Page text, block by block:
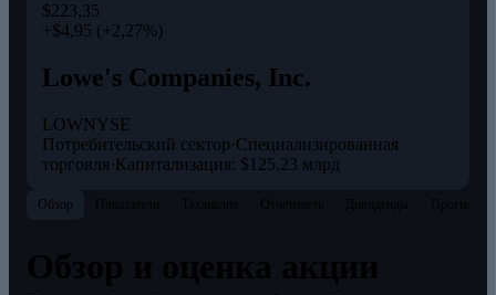
$223,35
+$4,95 (+2,27%)
Lowe's Companies, Inc.
LOWNYSE
Потребительский сектор·Специализированная
торговля·Капитализация: $125,23 млрд
Обзор